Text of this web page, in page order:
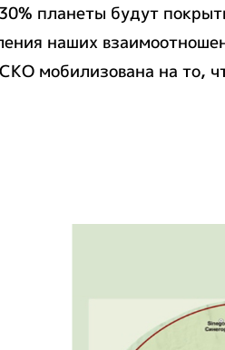
планеты будут
наших
мобилизована на то,